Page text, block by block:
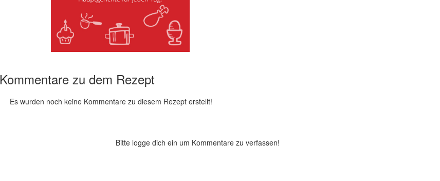
Kommentare zu dem Rezept
Es wurden noch keine Kommentare zu diesem Rezept erstellt!
Bitte logge dich ein um Kommentare zu verfassen!